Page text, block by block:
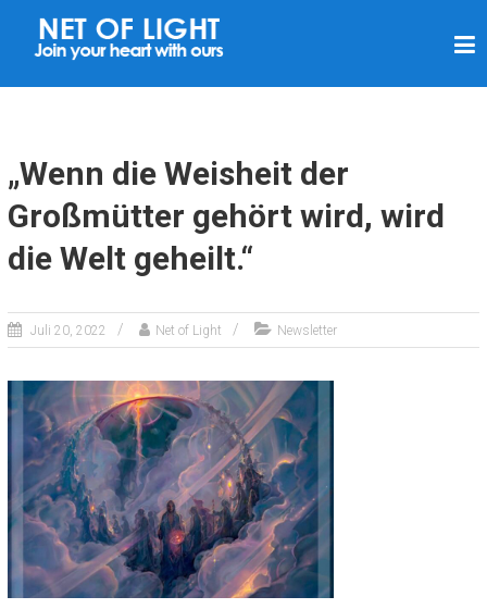
L
T
E
T
„Wenn die Weisheit der
Großmütter gehört wird, wird
die Welt geheilt.“
Juli 20, 2022 Net of Light Newsletter